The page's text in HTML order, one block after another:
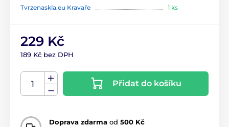
Tvrzenaskla.eu Kravaře
1 ks
229 Kč
189 Kč bez DPH
Přidat do košíku
Doprava zdarma od 500 Kč